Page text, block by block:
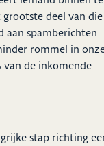
grootste deel van die
aan spamberichten
rommel in
van de inkomende
stap richting